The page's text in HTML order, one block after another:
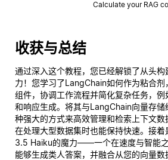
Calculate your RAG
收获与总结
通过深入这个教程，您已经解锁了从头构
力！您学习了LangChain如何作为粘合
组件，协调工作流程并简化复杂任务，
和响应生成。将其与LangChain向量存
种强大的方式来高效管理和检索上下文
在处理大型数据集时也能保持快速。接
3.5 Haiku的魔力——一个在速度与智能之
能够生成类人答案，并融合从您的向量数